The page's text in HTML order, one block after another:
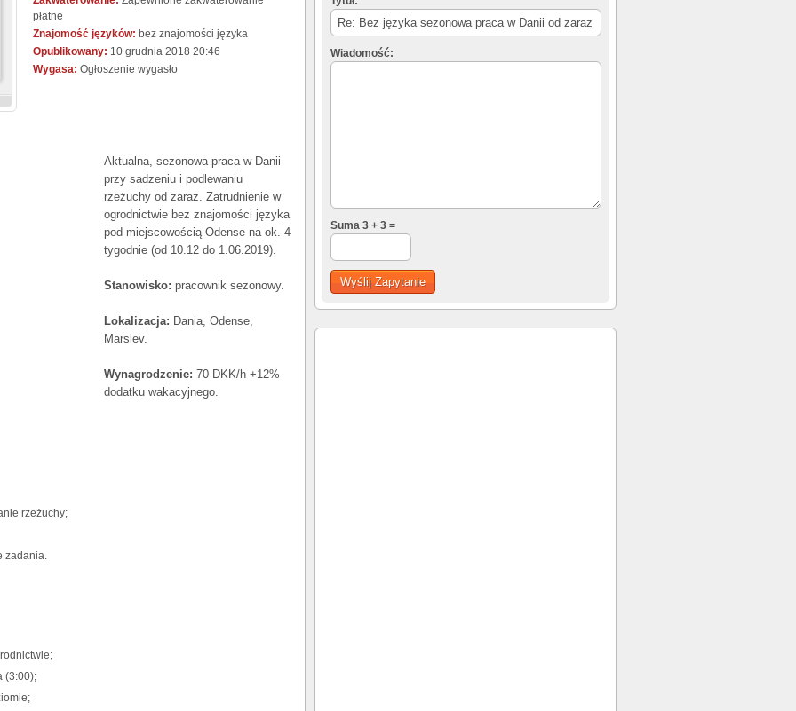
płatne
Znajomość języków: bez znajomości języka
Opublikowany: 10 grudnia 2018 20:46
Wygasa: Ogłoszenie wygasło
Aktualna, sezonowa praca w Danii
przy sadzeniu i podlewaniu
rzeżuchy od zaraz. Zatrudnienie w
ogrodnictwie bez znajomości języka
pod miejscowością Odense na ok. 4
tygodnie (od 10.12 do 1.06.2019).
Stanowisko: pracownik sezonowy.
Lokalizacja: Dania, Odense,
Marslev.
Wynagrodzenie: 70 DKK/h +12%
dodatku wakacyjnego.
rzeżuchy;
zadania.
(3:00);
Wiadomość:
Suma 3 + 3 =